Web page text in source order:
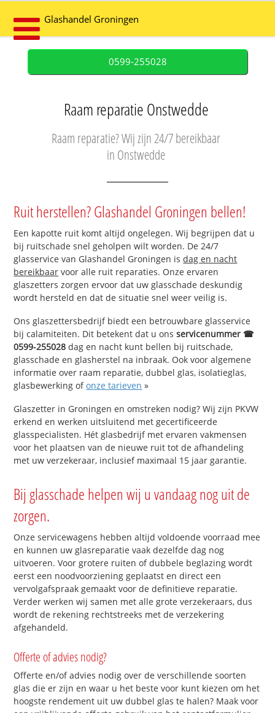
Glashandel Groningen
0599-255028
Raam reparatie Onstwedde
Raam reparatie? Wij zijn 24/7 bereikbaar
in Onstwedde
Ruit herstellen? Glashandel Groningen bellen!
Een kapotte ruit komt altijd ongelegen. Wij begrijpen dat u
bij ruitschade snel geholpen wilt worden. De 24/7
glasservice van Glashandel Groningen isdag en nacht
bereikbaar voor alle ruit reparaties. Onze ervaren
glaszetters zorgen ervoor dat uw glasschade deskundig
wordt hersteld en dat de situatie snel weer veilig is.
Ons glaszettersbedrijf biedt een betrouwbare glasservice
bij calamiteiten. Dit betekent dat u onsservicenummer ☎
0599-255028 dag en nacht kunt bellen bij ruitschade,
glasschade en glasherstel na inbraak. Ook voor algemene
informatie over raam reparatie, dubbel glas, isolatieglas,
glasbewerking ofonze tarieven »
Glaszetter in Groningen en omstreken nodig? Wij zijn PKVW
erkend en werken uitsluitend met gecertificeerde
glasspecialisten. Hét glasbedrijf met ervaren vakmensen
voor het plaatsen van de nieuwe ruit tot de afhandeling
met uw verzekeraar, inclusief maximaal 15 jaar garantie.
Bij glasschade helpen wij u vandaag nog uit de
zorgen.
Onze servicewagens hebben altijd voldoende voorraad mee
en kunnen uw glasreparatie vaak dezelfde dag nog
uitvoeren. Voor grotere ruiten of dubbele beglazing wordt
eerst een noodvoorziening geplaatst en direct een
vervolgafspraak gemaakt voor de definitieve reparatie.
Verder werken wij samen met alle grote verzekeraars, dus
wordt de rekening rechtstreeks met de verzekering
afgehandeld.
Offerte of advies nodig?
Offerte en/of advies nodig over de verschillende soorten
glas die er zijn en waar u het beste voor kunt kiezen om het
hoogste rendement uit uw dubbel glas te halen? Maak voor